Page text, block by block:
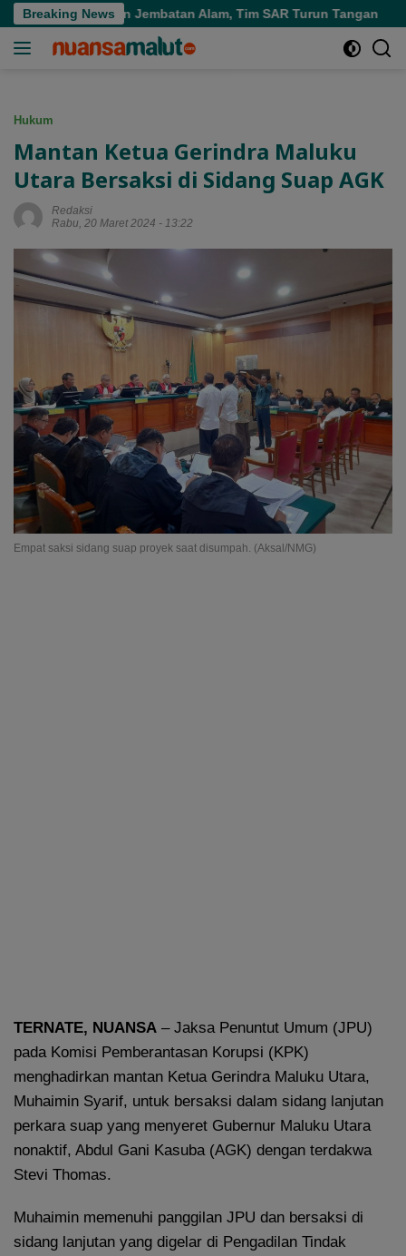
Langsung
ke
Breaking News
Terjun Jembatan Alam, Tim SAR Turun Tangan
Hukum
Mantan Ketua Gerindra Maluku
Utara Bersaksi di Sidang Suap AGK
Redaksi
Rabu, 20 Maret 2024 - 13:22
Empat saksi sidang suap proyek saat disumpah. (Aksal/NMG)
TERNATE, NUANSA – Jaksa Penuntut Umum (JPU)
pada Komisi Pemberantasan Korupsi (KPK)
menghadirkan mantan Ketua Gerindra Maluku Utara,
Muhaimin Syarif, untuk bersaksi dalam sidang lanjutan
perkara suap yang menyeret Gubernur Maluku Utara
nonaktif, Abdul Gani Kasuba (AGK) dengan terdakwa
Stevi Thomas.
Muhaimin memenuhi panggilan JPU dan bersaksi di
sidang lanjutan yang digelar di Pengadilan Tindak